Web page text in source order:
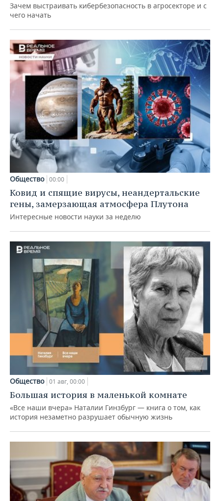
Зачем выстраивать кибербезопасность в агросекторе и с
чего начать
Общество 00:00
Ковид и спящие вирусы, неандертальские
гены, замерзающая атмосфера Плутона
Интересные новости науки за неделю
Общество 01 авг, 00:00
Большая история в маленькой комнате
«Все наши вчера» Наталии Гинзбург — книга о том, как
история незаметно разрушает обычную жизнь